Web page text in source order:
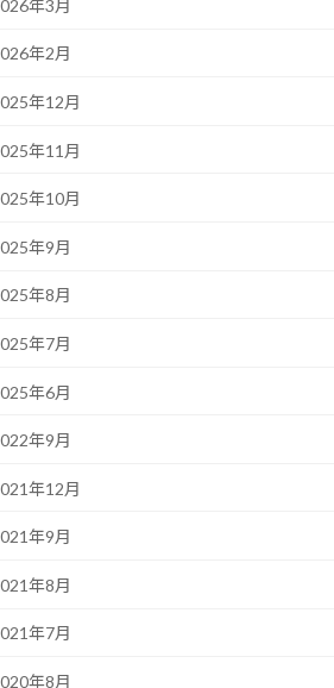
年3月
年2月
年12月
年11月
年10月
年9月
年8月
年7月
年6月
年9月
年12月
年9月
年8月
年7月
年8月